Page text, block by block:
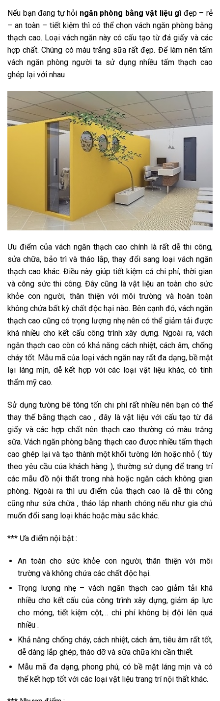
Nếu bạn đang tự hỏi ngăn phòng bằng vật liệu gì đẹp – rẻ
– an toàn – tiết kiệm thì có thể chọn vách ngăn phòng bằng
thạch cao. Loại vách ngăn này có cấu tạo từ đá giấy và các
hợp chất. Chúng có màu trắng sữa rất đẹp. Để làm nên tấm
vách ngăn phòng người ta sử dụng nhiều tấm thạch cao
ghép lại với nhau
Ưu điểm của vách ngăn thạch cao chính là rất dễ thi công,
sửa chữa, bảo trì và tháo lắp, thay đổi sang loại vách ngăn
thạch cao khác. Điều này giúp tiết kiệm cả chi phí, thời gian
và công sức thi công. Đây cũng là vật liệu an toàn cho sức
khỏe con người, thân thiện với môi trường và hoàn toàn
không chứa bất kỳ chất độc hại nào. Bên cạnh đó, vách ngăn
thạch cao cũng có trọng lượng nhẹ nên có thể giảm tải được
khá nhiều cho kết cấu công trình xây dựng. Ngoài ra, vách
ngăn thạch cao còn có khả năng cách nhiệt, cách âm, chống
cháy tốt. Mẫu mã của loại vách ngăn nay rất đa dạng, bề mặt
lại láng mịn, dễ kết hợp với các loại vật liệu khác, có tính
thẩm mỹ cao.
Sử dụng tường bê tông tốn chi phí rất nhiều nên bạn có thể
thay thế bằng thạch cao , đây là vật liệu với cấu tạo từ đá
giấy và các hợp chất nên thạch cao thường có màu trắng
sữa. Vách ngăn phòng bằng thạch cao được nhiều tấm thạch
cao ghép lại và tạo thành một khối tường lớn hoặc nhỏ ( tùy
theo yêu cầu của khách hàng ), thường sử dụng để trang trí
các mẫu đồ nội thất trong nhà hoặc ngăn cách không gian
phòng. Ngoài ra thì ưu điểm của thạch cao là dễ thi công
cũng như sửa chữa , tháo lắp nhanh chóng nếu như gia chủ
muốn đổi sang loại khác hoặc màu sắc khác.
*** Ưa điểm nội bật :
An toàn cho sức khỏe con người, thân thiện với môi
trường và không chứa các chất độc hại.
Trọng lượng nhẹ – vách ngăn thạch cao giảm tải khá
nhiều cho kết cấu của công trình xây dựng, giảm áp lực
cho móng, tiết kiệm cột,… chi phí không bị đội lên quá
nhiều .
Khả năng chống cháy, cách nhiệt, cách âm, tiêu âm rất tốt,
dễ dàng lắp ghép, tháo dỡ và sữa chữa khi cần thiết.
Mẫu mã đa dạng, phong phú, có bề mặt láng mịn và có
thể kết hợp tốt với các loại vật liệu trang trí nội thất khác.